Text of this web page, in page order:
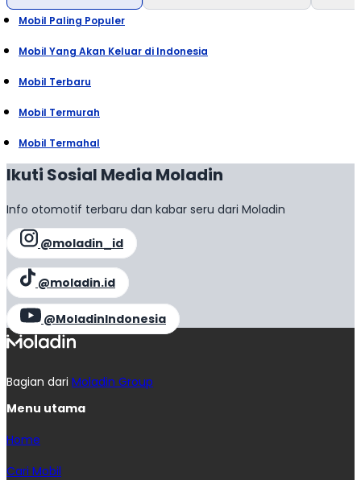
Mobil Paling Populer
Mobil Yang Akan Keluar di Indonesia
Mobil Terbaru
Mobil Termurah
Mobil Termahal
Ikuti Sosial Media Moladin
Info otomotif terbaru dan kabar seru dari Moladin
@moladin_id
@moladin.id
@MoladinIndonesia
Bagian dari Moladin Group
Menu utama
Home
Cari Mobil